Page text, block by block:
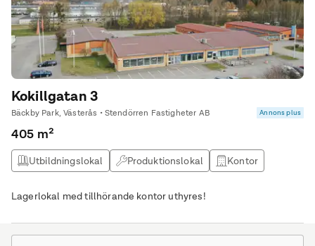
Kokillgatan 3
Bäckby Park, Västerås • Stendörren Fastigheter AB Annons plus
405 m²
Utbildningslokal Produktionslokal
Kontor
Lagerlokal med tillhörande kontor uthyres!